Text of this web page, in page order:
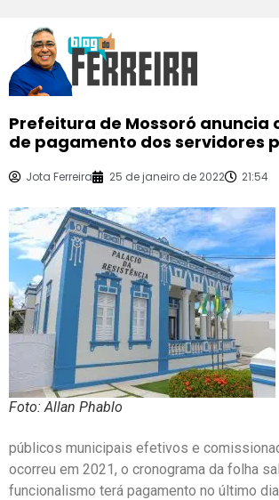
Prefeitura de Mossoró anuncia
de pagamento dos servidores
Jota Ferreira 25 de janeiro de 2022 21:54
Foto: Allan Phablo
públicos municipais efetivos e
ocorreu em 2021, o cronograma da folha
funcionalismo terá pagamento no último